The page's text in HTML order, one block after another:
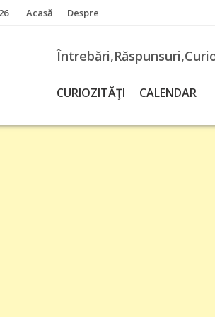
Acasă Despre
CURIOZITĂŢI CALENDAR